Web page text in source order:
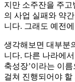
지만 소주잔을 주
의 사업 실패와 약
니다. 그래도 예전
생각해보면 대부분
니다. 다른 나라에
축성장’이라는 이
걸쳐 진행되어야 할